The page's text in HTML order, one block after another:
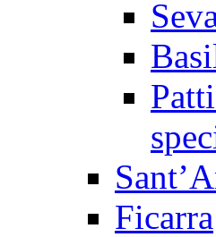
Ficarra